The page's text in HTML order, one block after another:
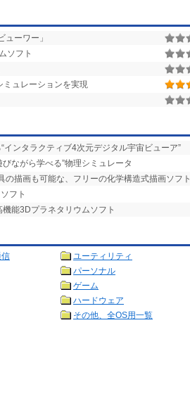
ーワー」
ソフト
ミュレーションを実現
ンタラクティブ4次元デジタル宇宙ビューア”
ながら学べる”物理シミュレータ
の描画も可能な、フリーの化学構造式描画ソフト
フト
能3Dプラネタリウムソフト
信
ユーティリティ
パーソナル
ゲーム
ハードウェア
その他、全OS用一覧